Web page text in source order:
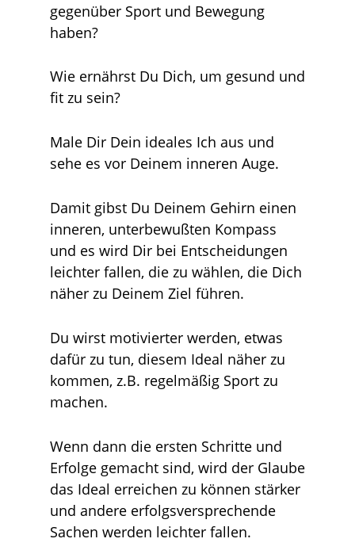
gegenüber Sport und Bewegung
haben?
Wie ernährst Du Dich, um gesund und
fit zu sein?
Male Dir Dein ideales Ich aus und
sehe es vor Deinem inneren Auge.
Damit gibst Du Deinem Gehirn einen
inneren, unterbewußten Kompass
und es wird Dir bei Entscheidungen
leichter fallen, die zu wählen, die Dich
näher zu Deinem Ziel führen.
Du wirst motivierter werden, etwas
dafür zu tun, diesem Ideal näher zu
kommen, z.B. regelmäßig Sport zu
machen.
Wenn dann die ersten Schritte und
Erfolge gemacht sind, wird der Glaube
das Ideal erreichen zu können stärker
und andere erfolgsversprechende
Sachen werden leichter fallen.